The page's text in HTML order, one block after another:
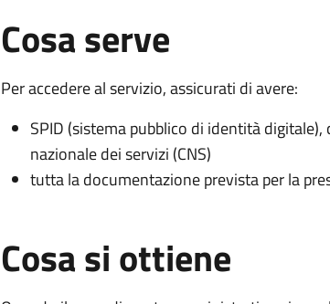
Cosa serve
Per accedere al servizio, assicurati di avere:
SPID (sistema pubblico di identità
nazionale dei servizi (CNS)
tutta la documentazione prevista per la
Cosa si ottiene